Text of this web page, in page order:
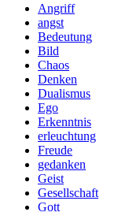
Angriff
angst
Bedeutung
Bild
Chaos
Denken
Dualismus
Ego
Erkenntnis
erleuchtung
Freude
gedanken
Geist
Gesellschaft
Gott